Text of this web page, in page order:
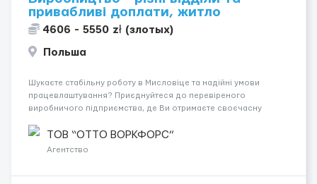
привабливі доплати, житло
4606 - 5550 zł (злотых)
Польша
Шукаєте стабільну роботу в Мисловіце та надійні умови
працевлаштування? Приєднуйтеся до перевіреного
виробничого підприємства, де Ви отримаєте своєчасну
підібрати посаду відповідно до Ваших навичок
Локація: Мисловіце Форма пр...
ТОВ “ОТТО ВОРКФОРС”
Агентство